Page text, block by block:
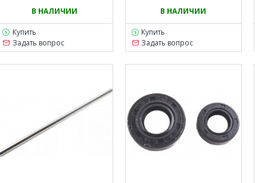
В НАЛИЧИИ
Купить
Задать вопрос
В НАЛИЧИИ
Купить
Задать вопрос